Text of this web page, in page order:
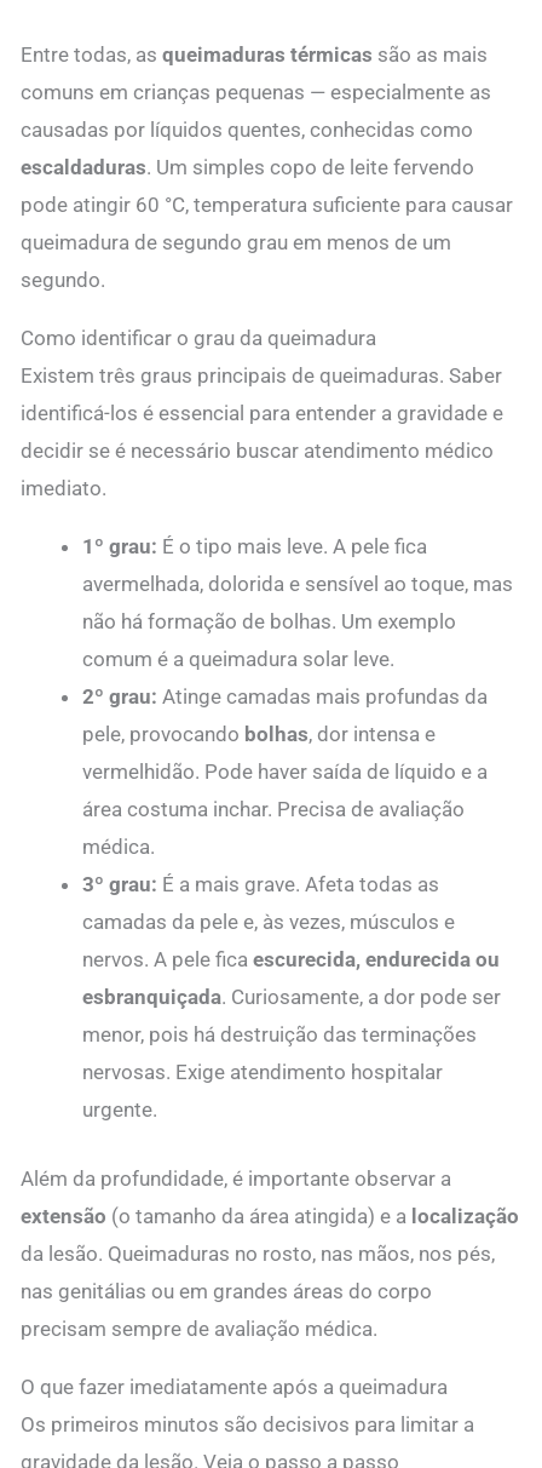
Entre todas, as queimaduras térmicas são as mais
comuns em crianças pequenas — especialmente as
causadas por líquidos quentes, conhecidas como
escaldaduras. Um simples copo de leite fervendo
pode atingir 60 °C, temperatura suficiente para causar
queimadura de segundo grau em menos de um
segundo.
Como identificar o grau da queimadura
Existem três graus principais de queimaduras. Saber
identificá-los é essencial para entender a gravidade e
decidir se é necessário buscar atendimento médico
imediato.
1º grau: É o tipo mais leve. A pele fica
avermelhada, dolorida e sensível ao toque, mas
não há formação de bolhas. Um exemplo
comum é a queimadura solar leve.
2º grau: Atinge camadas mais profundas da
pele, provocando bolhas, dor intensa e
vermelhidão. Pode haver saída de líquido e a
área costuma inchar. Precisa de avaliação
médica.
3º grau: É a mais grave. Afeta todas as
camadas da pele e, às vezes, músculos e
nervos. A pele fica escurecida, endurecida ou
esbranquiçada. Curiosamente, a dor pode ser
menor, pois há destruição das terminações
nervosas. Exige atendimento hospitalar
urgente.
Além da profundidade, é importante observar a
extensão (o tamanho da área atingida) e a localização
da lesão. Queimaduras no rosto, nas mãos, nos pés,
nas genitálias ou em grandes áreas do corpo
precisam sempre de avaliação médica.
O que fazer imediatamente após a queimadura
Os primeiros minutos são decisivos para limitar a
gravidade da lesão. Veja o passo a passo